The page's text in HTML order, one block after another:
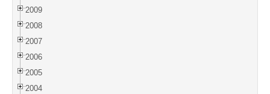
2009
2008
2007
2006
2005
2004